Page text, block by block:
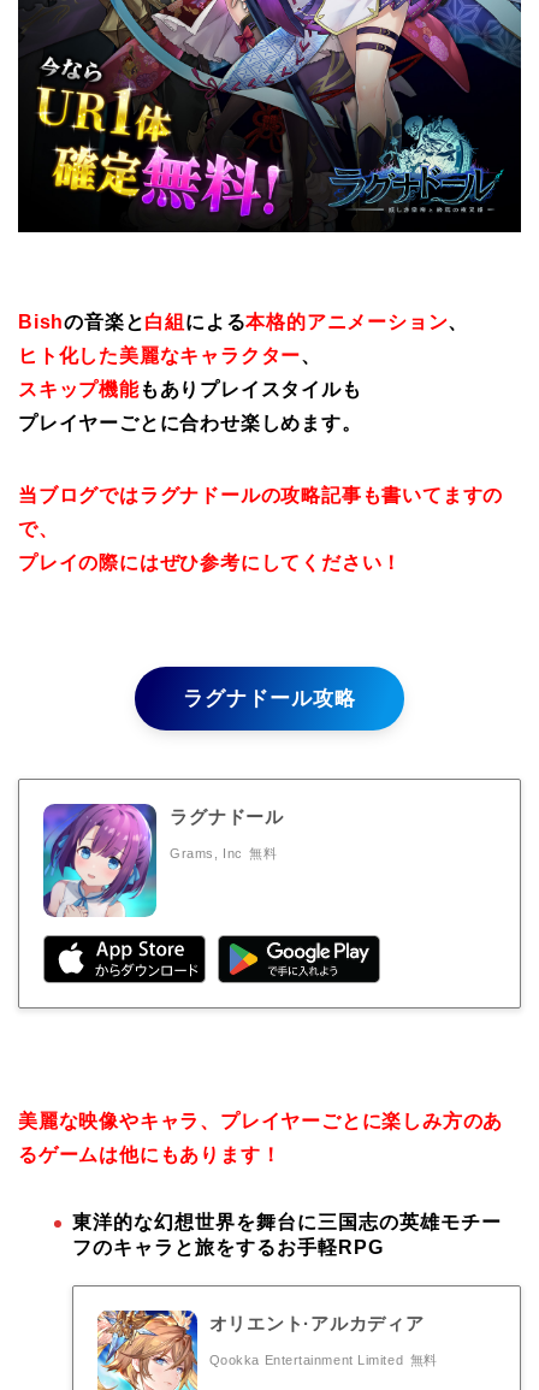
Bishの音楽と白組 による本格的アニメーション、
ヒト化した美麗なキャラクター、
スキップ機能もありプレイスタイルも
プレイヤーごとに合わせ楽しめます。
当ブログではラグナドールの攻略記事も書いてますの
で、
プレイの際にはぜひ参考にしてください！
ラグナドール攻略
ラグナドール
Grams, Inc 無料
美麗な映像やキャラ、プレイヤーごとに楽しみ方のあ
るゲームは他にもあります！
東洋的な幻想世界を舞台に三国志の英雄モチー
フのキャラと旅をするお手軽RPG
オリエント·アルカディア
Qookka Entertainment Limited 無料